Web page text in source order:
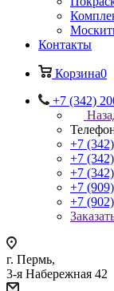
Контакты
Корзина0
+7 (342)
+7
+7
+7
+7
+7
г. Пермь,
3-я Набережная 42